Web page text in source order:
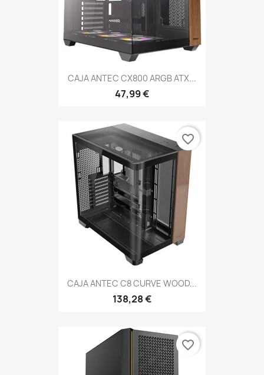
CAJA ANTEC CX800 ARGB ATX...
47,99 €
CAJA ANTEC C8 CURVE WOOD...
138,28 €
favorite_border
favorite_border